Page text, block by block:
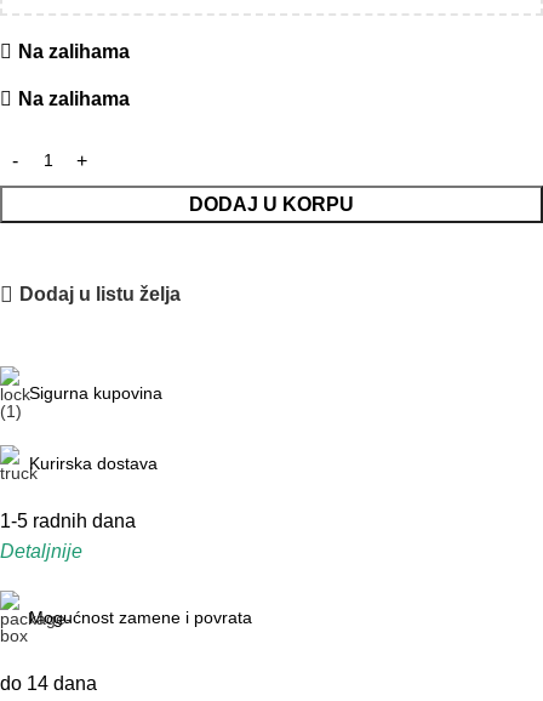
Na zalihama
Na zalihama
DODAJ U KORPU
Dodaj u listu želja
Sigurna kupovina
Kurirska dostava
1-5 radnih dana
Detaljnije
Mogućnost zamene i povrata
do 14 dana